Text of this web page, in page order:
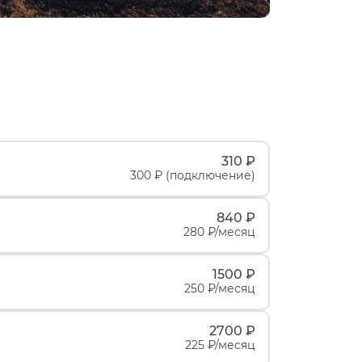
310 ₽
300 ₽ (подключение)
840 ₽
280 ₽/месяц
1500 ₽
250 ₽/месяц
2700 ₽
225 ₽/месяц